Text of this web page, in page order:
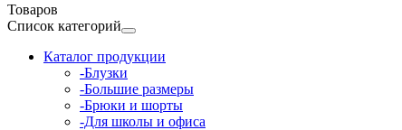
Товаров
Список категорий
Каталог продукции
-Блузки
-Большие размеры
-Брюки и шорты
-Для школы и офиса